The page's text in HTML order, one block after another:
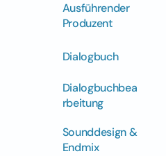
Ausführender
Produzent
Dialogbuch
Dialogbuchbea
rbeitung
Sounddesign &
Endmix